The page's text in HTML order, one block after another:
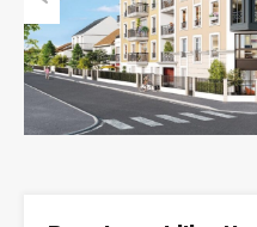
Previous